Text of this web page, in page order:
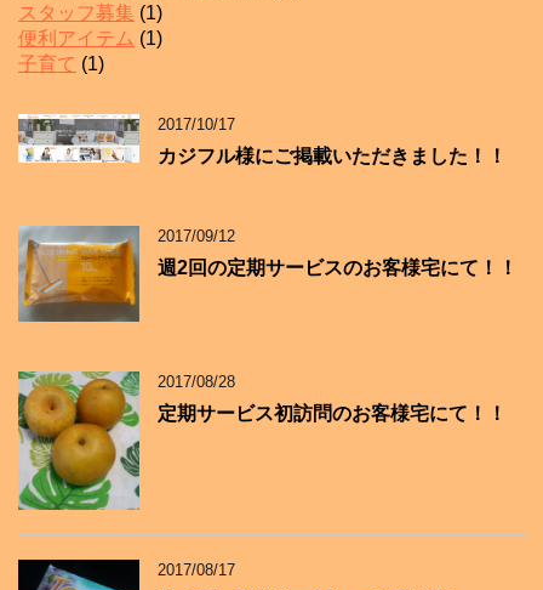
スタッフ募集 (1)
便利アイテム (1)
子育て (1)
2017/10/17
カジフル様にご掲載いただきました！！
2017/09/12
週2回の定期サービスのお客様宅にて！！
2017/08/28
定期サービス初訪問のお客様宅にて！！
2017/08/17